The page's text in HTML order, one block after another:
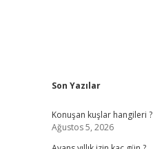
Sidebar
Son Yazılar
Konuşan kuşlar hangileri ?
Ağustos 5, 2026